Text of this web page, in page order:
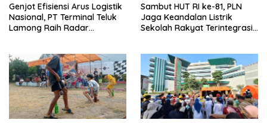
Genjot Efisiensi Arus Logistik
Nasional, PT Terminal Teluk
Lamong Raih Radar
Sambut HUT RI ke-81, PLN
Jaga Keandalan Listrik
Sekolah Rakyat Terintegrasi 1